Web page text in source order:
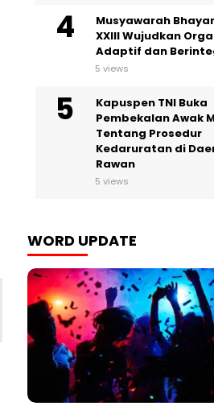
Musyawarah
XXIII Wujudkan
Adaptif dan
5 views
Kapuspen TNI Buka
Pembekalan Awak
Tentang Prosedur
Kedaruratan di
Rawan
5 views
WORD UPDATE